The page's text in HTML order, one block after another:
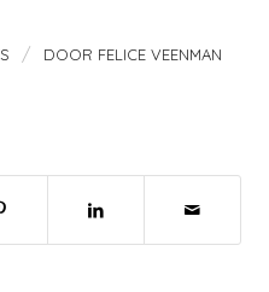
/ DOOR FELICE VEENMAN